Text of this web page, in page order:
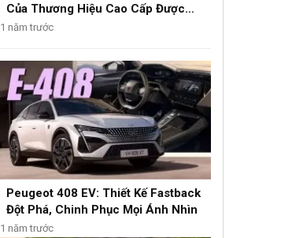
Của Thương Hiệu Cao Cấp Được
Nâng Cấp
1 năm trước
Peugeot 408 EV: Thiết Kế Fastback
Đột Phá, Chinh Phục Mọi Ánh Nhìn
1 năm trước